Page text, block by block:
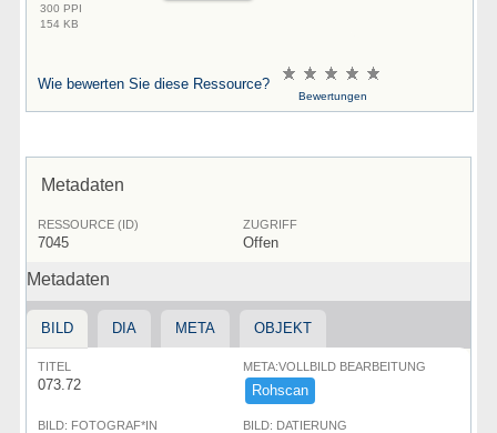
300 PPI
154 KB
Wie bewerten Sie diese Ressource?
Bewertungen
Metadaten
RESSOURCE (ID)
7045
ZUGRIFF
Offen
Metadaten
BILD DIA META OBJEKT
TITEL
073.72
META:VOLLBILD BEARBEITUNG
Rohscan
BILD: FOTOGRAF*IN BILD: DATIERUNG